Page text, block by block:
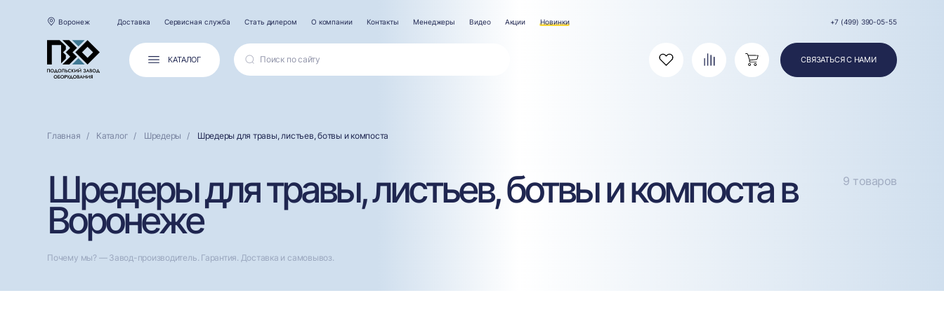
Воронеж Доставка Сервисная служба Стать дилером О компании Контакты Менеджеры Видео Акции Новинки +7 (499) 390-05-55
КАТАЛОГ Избранное СравнениеКорзина СВЯЗАТЬСЯ С НАМИ
Главная Каталог Шредеры Шредеры для травы, листьев, ботвы и компоста
Шредеры для травы, листьев, ботвы и компоста в
Воронеже
9 товаров
Почему мы? — Завод-производитель. Гарантия. Доставка и самовывоз.